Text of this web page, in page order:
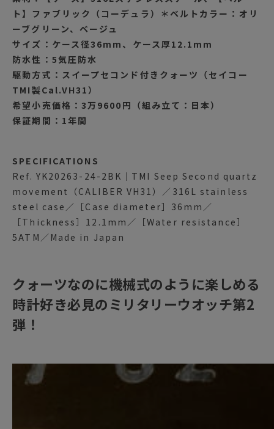
ト】ファブリック（コーデュラ）＊ベルトカラー：オリ
ーブグリーン、ベージュ
サイズ：ケース径36mm、ケース厚12.1mm
防水性：5気圧防水
駆動方式：スイープセコンド付きクォーツ（セイコー
TMI製Cal.VH31）
希望小売価格：3万9600円（組み立て：日本）
保証期間：1年間
SPECIFICATIONS
Ref. YK20263-24-2BK｜TMI Seep Second quartz
movement（CALIBER VH31）／316L stainless
steel case／［Case diameter］36mm／
［Thickness］12.1mm／［Water resistance］
5ATM／Made in Japan
クォーツなのに機械式のように楽しめる
時計好き必見のミリタリーウオッチ第2
弾！